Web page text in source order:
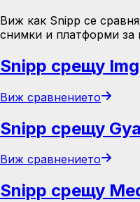
Виж как Snipp се
снимки и платформи за
Snipp срещу
Виж сравнението
Snipp срещу
Виж сравнението
Snipp срещу